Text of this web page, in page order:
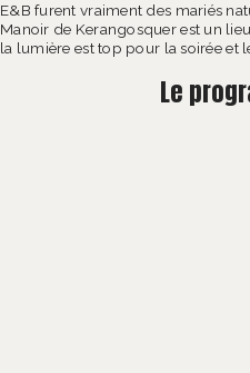
E&B furent vraiment des mariés
Manoir de Kerangosquer est un
la lumière est top pour la soirée et
Le